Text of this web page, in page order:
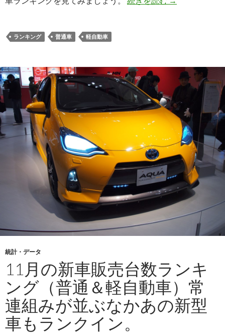
ランキング 普通車 軽自動車
統計・データ
11月の新車販売台数ランキ
ング（普通＆軽自動車）常
連組みが並ぶなかあの新型
車もランクイン。